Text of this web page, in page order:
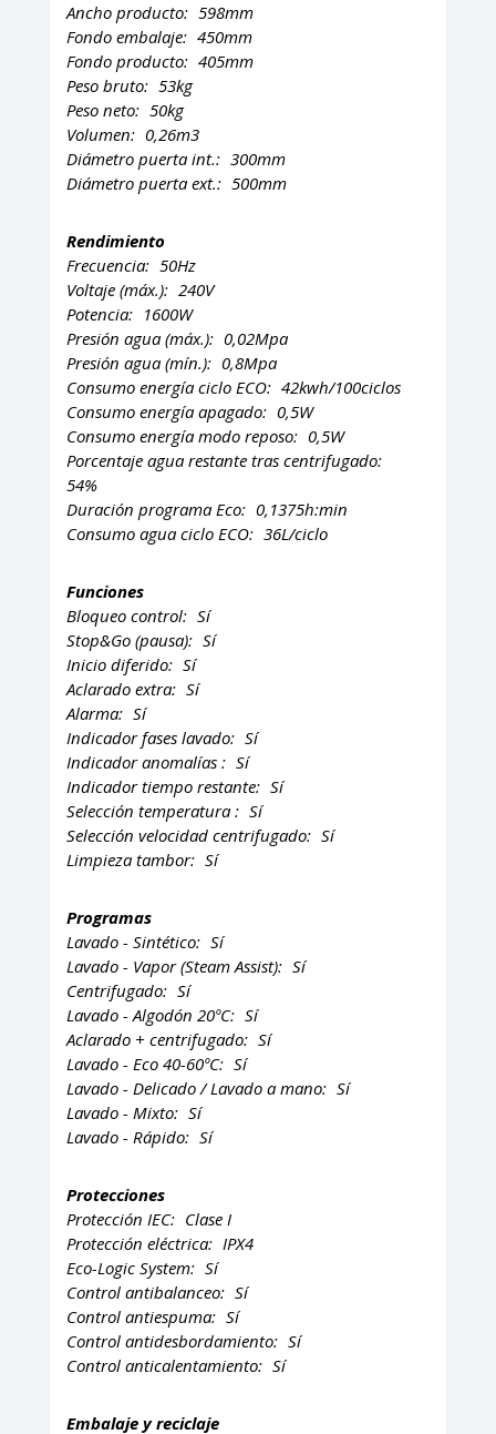
Ancho producto: 598mm
Fondo embalaje: 450mm
Fondo producto: 405mm
Peso bruto: 53kg
Peso neto: 50kg
Volumen: 0,26m3
Diámetro puerta int.: 300mm
Diámetro puerta ext.: 500mm
Rendimiento
Frecuencia: 50Hz
Voltaje (máx.): 240V
Potencia: 1600W
Presión agua (máx.): 0,02Mpa
Presión agua (mín.): 0,8Mpa
Consumo energía ciclo ECO: 42kwh/100ciclos
Consumo energía apagado: 0,5W
Consumo energía modo reposo: 0,5W
Porcentaje agua restante tras centrifugado:
54%
Duración programa Eco: 0,1375h:min
Consumo agua ciclo ECO: 36L/ciclo
Funciones
Bloqueo control: Sí
Stop&Go (pausa): Sí
Inicio diferido: Sí
Aclarado extra: Sí
Alarma: Sí
Indicador fases lavado: Sí
Indicador anomalías : Sí
Indicador tiempo restante: Sí
Selección temperatura : Sí
Selección velocidad centrifugado: Sí
Limpieza tambor: Sí
Programas
Lavado - Sintético: Sí
Lavado - Vapor (Steam Assist): Sí
Centrifugado: Sí
Lavado - Algodón 20ºC: Sí
Aclarado + centrifugado: Sí
Lavado - Eco 40-60ºC: Sí
Lavado - Delicado / Lavado a mano: Sí
Lavado - Mixto: Sí
Lavado - Rápido: Sí
Protecciones
Protección IEC: Clase I
Protección eléctrica: IPX4
Eco-Logic System: Sí
Control antibalanceo: Sí
Control antiespuma: Sí
Control antidesbordamiento: Sí
Control anticalentamiento: Sí
Embalaje y reciclaje